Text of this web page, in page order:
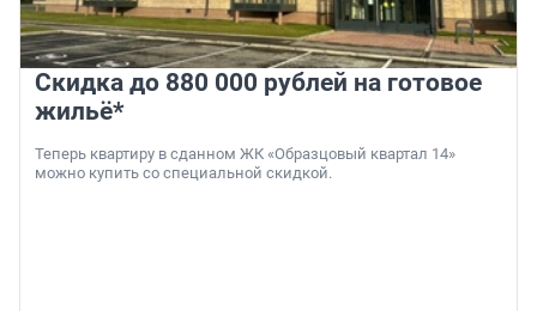
Скидка до 880 000 рублей на готовое
жильё*
Теперь квартиру в сданном ЖК «Образцовый квартал 14»
можно купить со специальной скидкой.